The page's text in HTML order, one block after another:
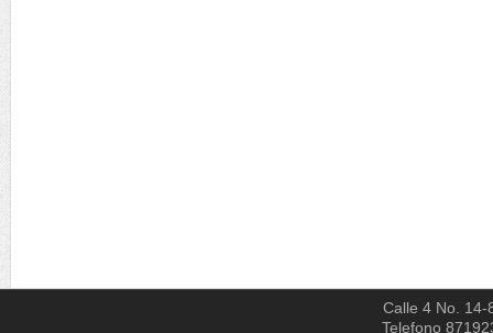
Calle 4 No. 14-
Telefono